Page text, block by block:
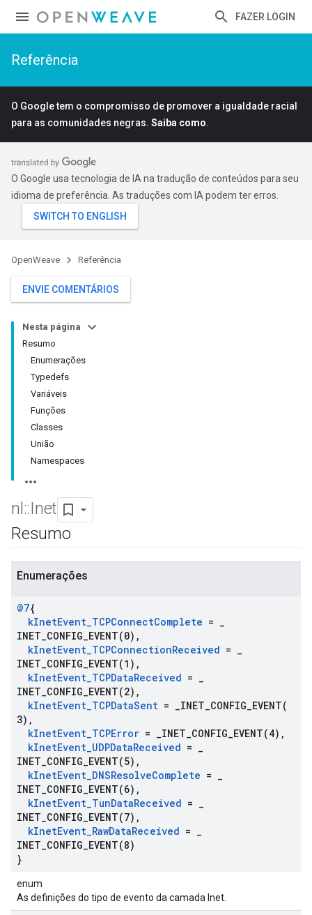
FAZER LOGIN
Referência
O Google tem o compromisso de promover a igualdade racial
para as comunidades negras. Saiba como.
O Google usa tecnologia de IA na tradução de conteúdos para seu
idioma de preferência. As traduções com IA podem ter erros.
OpenWeave Referência
ENVIE COMENTÁRIOS
Nesta página
Resumo
Enumerações
Typedefs
Variáveis
Funções
Classes
União
Namespaces
nl ::Inet
Resumo
Enumerações
@7{
kInetEvent_TCPConnectComplete =
INET_CONFIG_EVENT(0) ,
kInetEvent_TCPConnectionReceived =
INET_CONFIG_EVENT(1) ,
kInetEvent_TCPDataReceived =
INET_CONFIG_EVENT(2) ,
kInetEvent_TCPDataSent =
INET_CONFIG_EVENT(
3) ,
kInetEvent_TCPError = INET_CONFIG_EVENT(4) ,
kInetEvent_UDPDataReceived =
INET_CONFIG_EVENT(5) ,
kInetEvent_DNSResolveComplete =
INET_CONFIG_EVENT(6) ,
kInetEvent_TunDataReceived =
INET_CONFIG_EVENT(7) ,
kInetEvent_RawDataReceived =
INET_CONFIG_EVENT(8)
}
enum
As definições do tipo de evento da camada Inet.